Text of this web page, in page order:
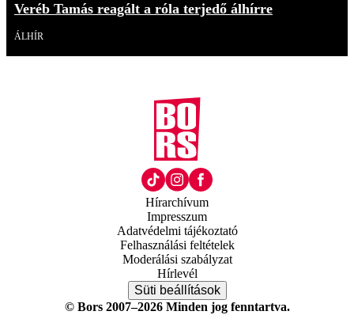
Veréb Tamás reagált a róla terjedő álhírre
ÁLHÍR
Hírarchívum
Impresszum
Adatvédelmi tájékoztató
Felhasználási feltételek
Moderálási szabályzat
Hírlevél
Süti beállítások
© Bors 2007–2026 Minden jog fenntartva.